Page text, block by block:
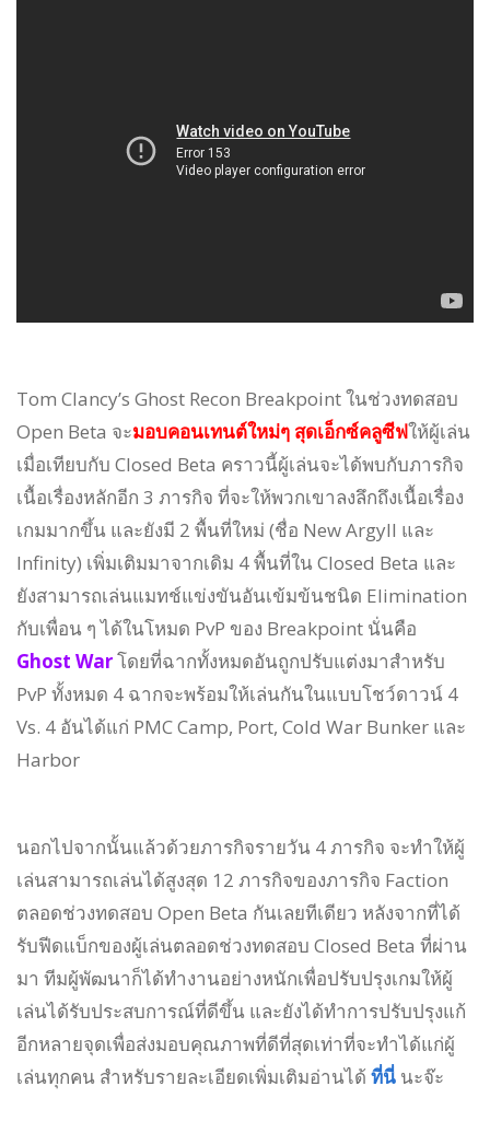
Tom Clancy’s Ghost Recon Breakpoint ในช่วงทดสอบ
Open Beta จะมอบคอนเทนต์ใหม่ๆ สุดเอ็กซ์คลูซีฟให้ผู้เล่น
เมื่อเทียบกับ Closed Beta คราวนี้ผู้เล่นจะได้พบกับภารกิจ
เนื้อเรื่องหลักอีก 3 ภารกิจ ที่จะให้พวกเขาลงลึกถึงเนื้อเรื่อง
เกมมากขึ้น และยังมี 2 พื้นที่ใหม่ (ชื่อ New Argyll และ
Infinity) เพิ่มเติมมาจากเดิม 4 พื้นที่ใน Closed Beta และ
ยังสามารถเล่นแมทช์แข่งขันอันเข้มข้นชนิด Elimination
กับเพื่อน ๆ ได้ในโหมด PvP ของ Breakpoint นั่นคือ
Ghost Warโดยที่ฉากทั้งหมดอันถูกปรับแต่งมาสำหรับ
PvP ทั้งหมด 4 ฉากจะพร้อมให้เล่นกันในแบบโชว์ดาวน์ 4
Vs. 4 อันได้แก่ PMC Camp, Port, Cold War Bunker และ
Harbor
นอกไปจากนั้นแล้วด้วยภารกิจรายวัน 4 ภารกิจ จะทำให้ผู้
เล่นสามารถเล่นได้สูงสุด 12 ภารกิจของภารกิจ Faction
ตลอดช่วงทดสอบ Open Beta กันเลยทีเดียว หลังจากที่ได้
รับฟีดแบ็กของผู้เล่นตลอดช่วงทดสอบ Closed Beta ที่ผ่าน
มา ทีมผู้พัฒนาก็ได้ทำงานอย่างหนักเพื่อปรับปรุงเกมให้ผู้
เล่นได้รับประสบการณ์ที่ดีขึ้น และยังได้ทำการปรับปรุงแก้
อีกหลายจุดเพื่อส่งมอบคุณภาพที่ดีที่สุดเท่าที่จะทำได้แก่ผู้
เล่นทุกคน สำหรับรายละเอียดเพิ่มเติมอ่านได้ ที่นี่ นะจ๊ะ